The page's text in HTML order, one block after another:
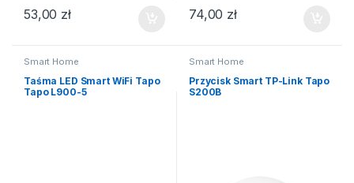
53,00 zł 74,00 zł
Smart Home
Taśma LED Smart WiFi Tapo
Tapo L900-5
Smart Home
Przycisk Smart TP-Link Tapo
S200B